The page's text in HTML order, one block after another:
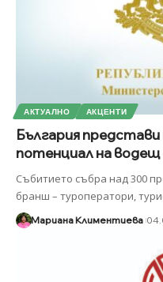
АКТУАЛНО АКЦЕНТИ
България
потенциал на водещ
Събитието събра над 300
бранш – туроператори,
Мариана Климентиева